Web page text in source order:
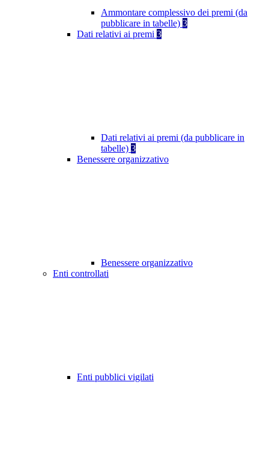
Ammontare complessivo dei premi (da
pubblicare in tabelle) 3
Dati relativi ai premi 3
Dati relativi ai premi (da pubblicare in
tabelle) 3
Benessere organizzativo
Benessere organizzativo
Enti controllati
Enti pubblici vigilati